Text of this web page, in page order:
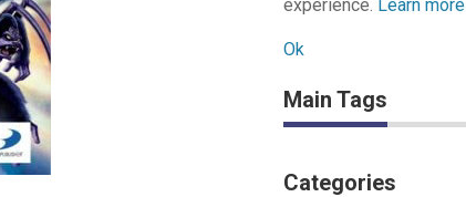
experience. Learn more
Ok
Main Tags
Categories